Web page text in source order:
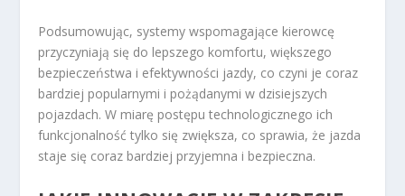
Podsumowując, systemy wspomagające kierowcę
przyczyniają się do lepszego komfortu, większego
bezpieczeństwa i efektywności jazdy, co czyni je coraz
bardziej popularnymi i pożądanymi w dzisiejszych
pojazdach. W miarę postępu technologicznego ich
funkcjonalność tylko się zwiększa, co sprawia, że jazda
staje się coraz bardziej przyjemna i bezpieczna.